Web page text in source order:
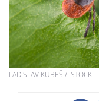
LADISLAV KUBEŠ / ISTOCK.